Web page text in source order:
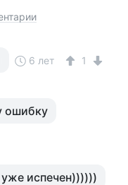
6 лет 1
ошибку
испечен))))))